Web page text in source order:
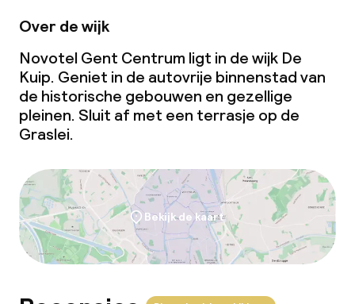
Vergaderruimte
Beleid
Overal rookvrij
Over de wijk
Novotel Gent Centrum ligt in de wijk De
Kuip. Geniet in de autovrije binnenstad van
de historische gebouwen en gezellige
pleinen. Sluit af met een terrasje op de
Graslei.
Bekijk de kaart